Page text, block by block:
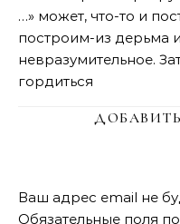
…» может, что-то и
построим-из дерьма
невразумительное.
гордиться
Ваш адрес email не
Обязательные поля